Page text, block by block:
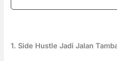
1. Side Hustle Jadi Jalan